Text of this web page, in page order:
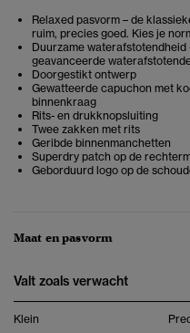
Relaxed pasvorm – de
ruim, precies goed. Kies je
Duurzame waterafstotendheid
geavanceerde
Doorgestikt ontwerp
Gewatteerde capuchon met
binnenkraag
Rits- en drukknopsluiting
Twee zakken met rits
Geribde binnenmanchetten
Superdry patch op de
Geborduurd logo op de
Maat en pasvorm
Valt zoals verwacht
Klein